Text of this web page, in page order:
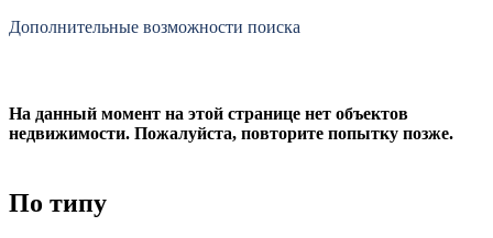
Дополнительные возможности поиска
На данный момент на этой странице нет объектов
недвижимости. Пожалуйста, повторите попытку позже.
По типу